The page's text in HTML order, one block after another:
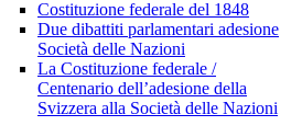
Costituzione federale del 1848
Due dibattiti parlamentari adesione
Società delle Nazioni
La Costituzione federale /
Centenario dell’adesione della
Svizzera alla Società delle Nazioni